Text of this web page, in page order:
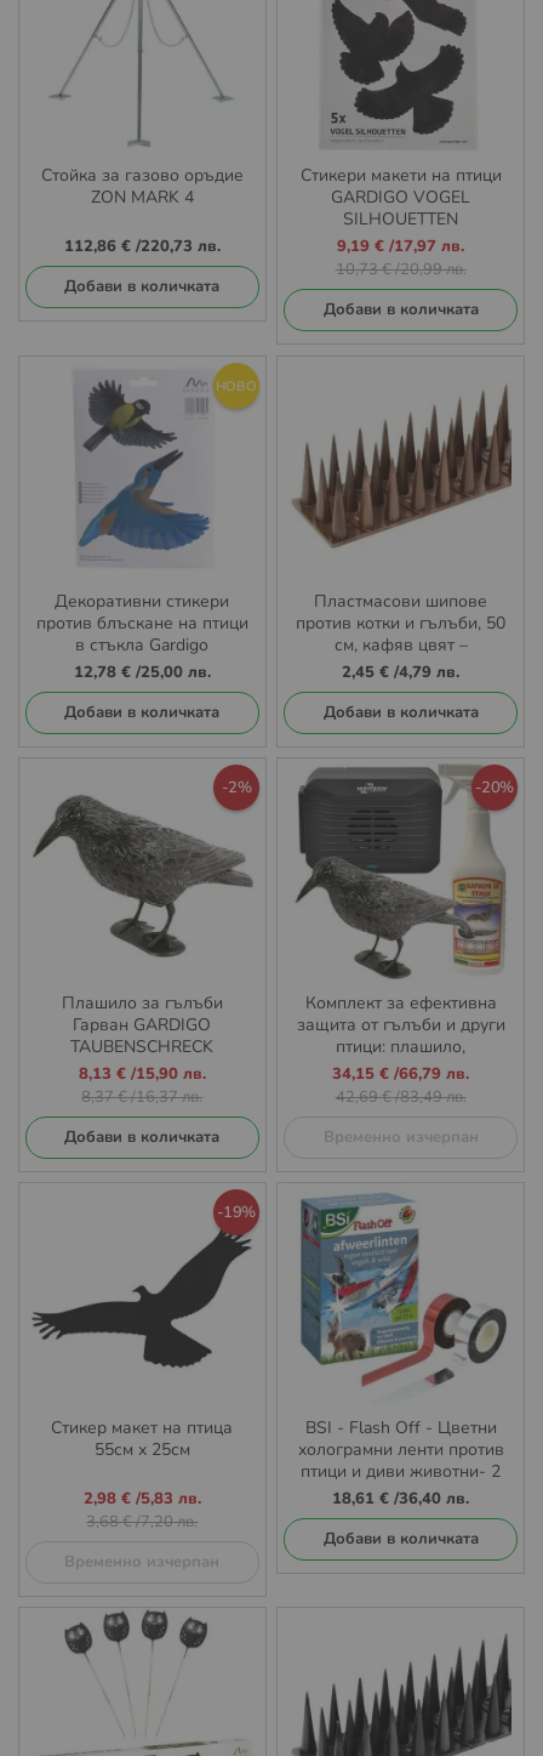
Стойка за газово оръдие
ZON MARK 4
112,86 €/220,73 лв.
Добави в количката
Стикери макети на птици
GARDIGO VOGEL
SILHOUETTEN
Промо
цена
9,19 € /17,97 лв.
10,73 €/20,99 лв.
Добави в количката
НОВО
Декоративни стикери
против блъскане на птици
в стъкла Gardigo
12,78 €/25,00 лв.
Добави в количката
Пластмасови шипове
против котки и гълъби, 50
см, кафяв цвят –
ефективна бариера срещу
нежелани животни и птици
2,45 € /4,79 лв.
Добави в количката
-2%
Плашило за гълъби
Гарван GARDIGO
TAUBENSCHRECK
Промо
цена
8,13 €/15,90 лв.
8,37 €/16,37 лв.
Добави в количката
-20%
Комплект за ефективна
защита от гълъби и други
птици: плашило,
ултразвуков уред и
натурален спрей
Промо
цена
34,15 € /66,79 лв.
42,69 €/83,49 лв.
Временно изчерпан
-19%
Стикер макет на птица
55см х 25см
Промо
цена
2,98 €/5,83 лв.
3,68 €/7,20 лв.
Временно изчерпан
BSI - Flash Off - Цветни
холограмни ленти против
птици и диви животни- 2
ролки по 125 метра
18,61 € /36,40 лв.
Добави в количката